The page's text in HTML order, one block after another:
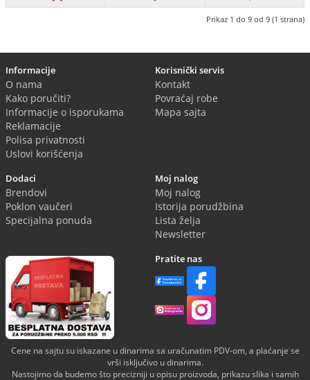
Prikaz 1 do 9 od 9 (1 strana)
Informacije
O nama
Kako poručiti?
Informacije o isporukama
Reklamacije
Polisa privatnosti
Uslovi korišćenja
Korisnički servis
Kontakt
Povraćaj robe
Mapa sajta
Dodaci
Brendovi
Poklon vaučeri
Specijalna ponuda
Moj nalog
Moj nalog
Istorija porudžbina
Lista želja
Newsletter
Pratite nas
Cene na sajtu su iskazane u dinarima sa uračunatim PDV-om, a plaćanje se
vrši isključivo u dinarima.
Nastojimo da budemo što precizniji u opisu proizvoda, prikazu slika i samih